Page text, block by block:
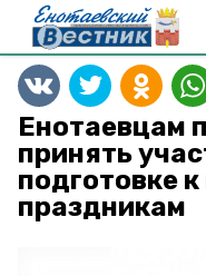
Енотаевцам
принять
подготовке
праздникам